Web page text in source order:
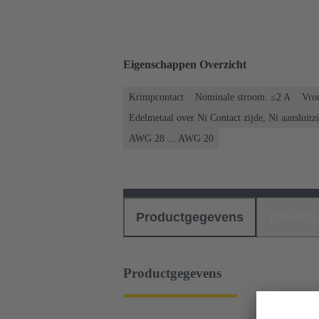
Eigenschappen Overzicht
Krimpcontact Nominale stroom: ≤2 A
Edelmetaal over Ni Contact zijde, Ni
AWG 28 ... AWG 20
Productgegevens
Productgegevens